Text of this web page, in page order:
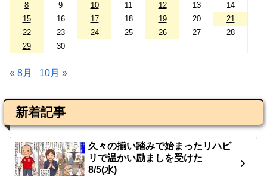
8
9 10 11 12 13
14
15
16 17 18 19 20
21
22
23 24 25 26 27
28
29
30
« 8月 10月 »
新着記事
久々の揃い踏みで始まったリハビ
リで温かい励ましを受けた
8/5(水)